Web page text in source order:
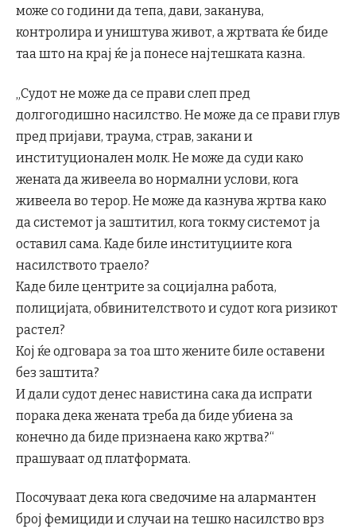
може со години да тепа, дави, заканува,
контролира и уништува живот, а жртвата ќе биде
таа што на крај ќе ја понесе најтешката казна.
„Судот не може да се прави слеп пред
долгогодишно насилство. Не може да се прави глув
пред пријави, траума, страв, закани и
институционален молк. Не може да суди како
жената да живеела во нормални услови, кога
живеела во терор. Не може да казнува жртва како
да системот ја заштитил, кога токму системот ја
оставил сама. Каде биле институциите кога
насилството траело?
Каде биле центрите за социјална работа,
полицијата, обвинителството и судот кога ризикот
растел?
Кој ќе одговара за тоа што жените биле оставени
без заштита?
И дали судот денес навистина сака да испрати
порака дека жената треба да биде убиена за
конечно да биде признаена како жртва?“
прашуваат од платформата.
Посочуваат дека кога сведочиме на алармантен
број фемициди и случаи на тешко насилство врз